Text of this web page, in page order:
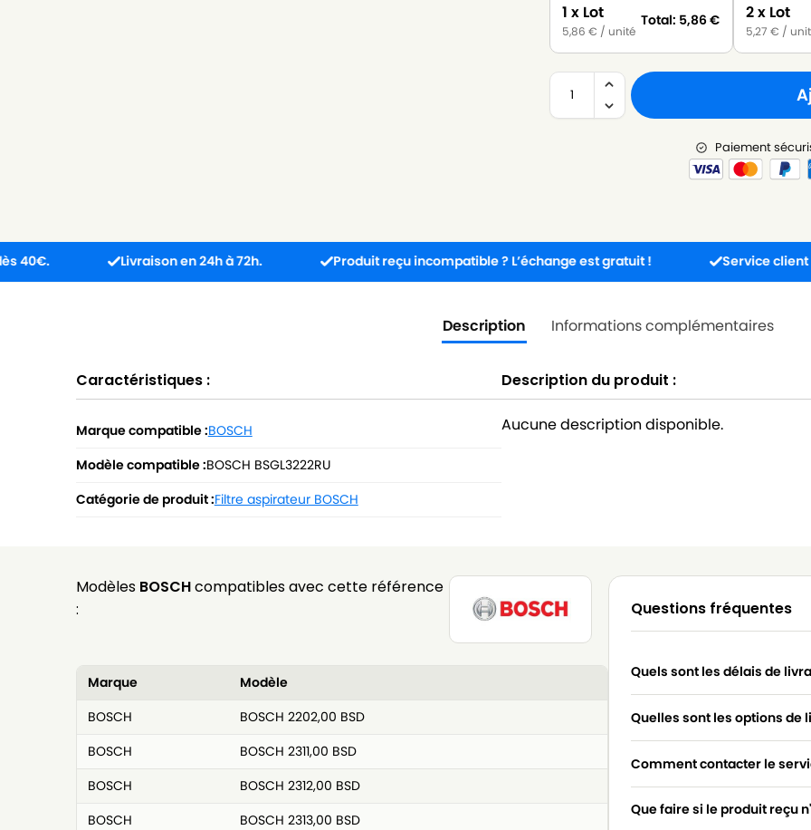
1 x Lot
5,86€ / unité
Total: 5,86€ 2 x Lot
5,27€ /
Paiement
Livraison en 24h à 72h. Produit reçu incompatible ? L’échange est gratuit ! Service client
Description Informations complémentaires
Caractéristiques :
Marque compatible :BOSCH
Modèle compatible :BOSCH BSGL3222RU
Catégorie de produit :Filtre aspirateur BOSCH
Description du produit :
Aucune description disponible.
Modèles BOSCHcompatibles avec cette référence
:
Marque
Modèle
BOSCH
BOSCH 2202,00 BSD
BOSCH
BOSCH 2311,00 BSD
BOSCH
BOSCH 2312,00 BSD
BOSCH
BOSCH 2313,00 BSD
Questions fréquentes
Quels sont les délais de
Quelles sont les options de
Comment contacter le
Que faire si le produit reçu